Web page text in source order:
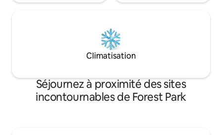
Climatisation
Séjournez à proximité des sites
incontournables de Forest Park